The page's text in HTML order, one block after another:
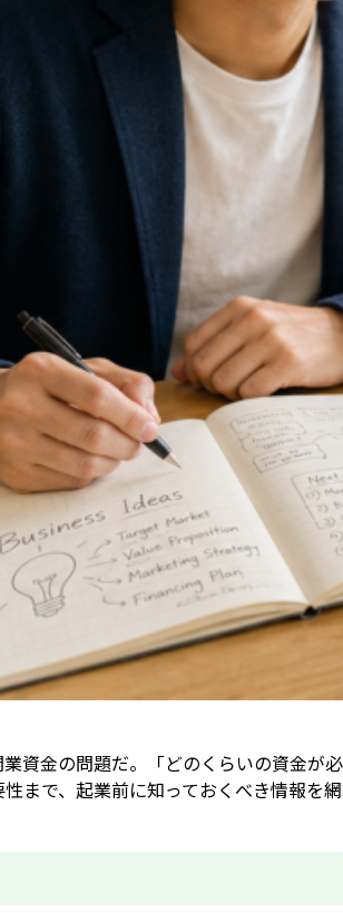
資金の問題だ。「どのくらいの資金
まで、起業前に知っておくべき情報を網